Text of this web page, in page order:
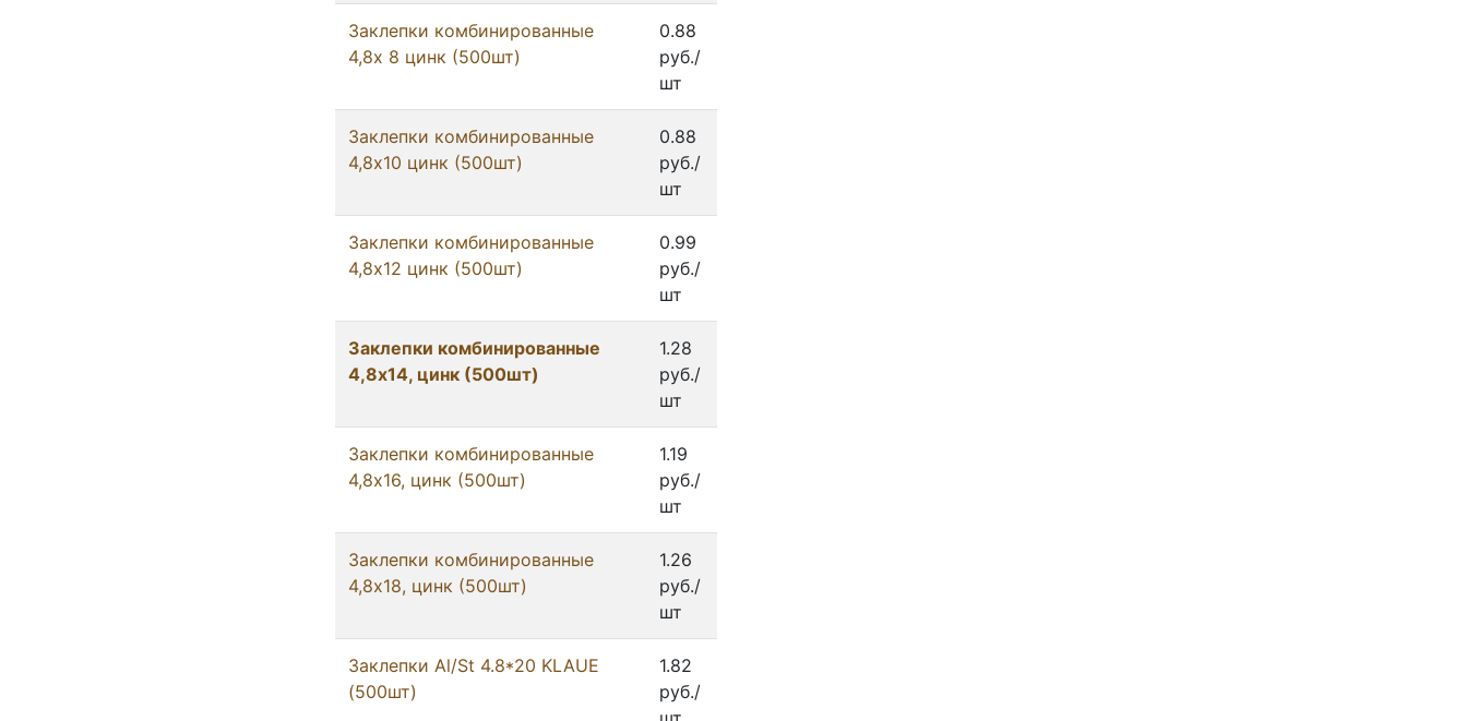
Заклепки комбинированные
4,8x 8 цинк (500шт)
0.88
руб./
шт
Заклепки комбинированные
4,8х10 цинк (500шт)
0.88
руб./
шт
Заклепки комбинированные
4,8х12 цинк (500шт)
0.99
руб./
шт
Заклепки комбинированные
4,8х14, цинк (500шт)
1.28
руб./
шт
Заклепки комбинированные
4,8х16, цинк (500шт)
1.19
руб./
шт
Заклепки комбинированные
4,8х18, цинк (500шт)
1.26
руб./
шт
Заклепки Al/St 4.8*20 KLAUE
(500шт)
1.82
руб./